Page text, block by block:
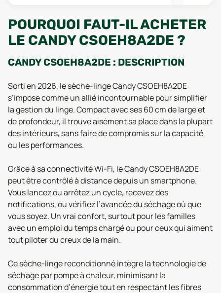
POURQUOI FAUT-IL ACHETER
LE CANDY CSOEH8A2DE ?
CANDY CSOEH8A2DE : DESCRIPTION
Sorti en 2026, le sèche-linge Candy CSOEH8A2DE
s’impose comme un allié incontournable pour simplifier
la gestion du linge. Compact avec ses 60 cm de large et
de profondeur, il trouve aisément sa place dans la plupart
des intérieurs, sans faire de compromis sur la capacité
ou les performances.
Grâce à sa connectivité Wi-Fi, le Candy CSOEH8A2DE
peut être contrôlé à distance depuis un smartphone.
Vous lancez ou arrêtez un cycle, recevez des
notifications, ou vérifiez l’avancée du séchage où que
vous soyez. Un vrai confort, surtout pour les familles
avec un emploi du temps chargé ou pour ceux qui aiment
tout piloter du creux de la main.
Ce sèche-linge reconditionné intègre la technologie de
séchage par pompe à chaleur, minimisant la
consommation d’énergie tout en respectant les fibres